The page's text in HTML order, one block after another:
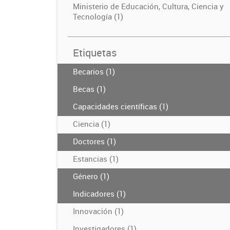
Ministerio de Educación, Cultura, Ciencia y
Tecnología (1)
Etiquetas
Becarios (1)
Becas (1)
Capacidades científicas (1)
Ciencia (1)
Doctores (1)
Estancias (1)
Género (1)
Indicadores (1)
Innovación (1)